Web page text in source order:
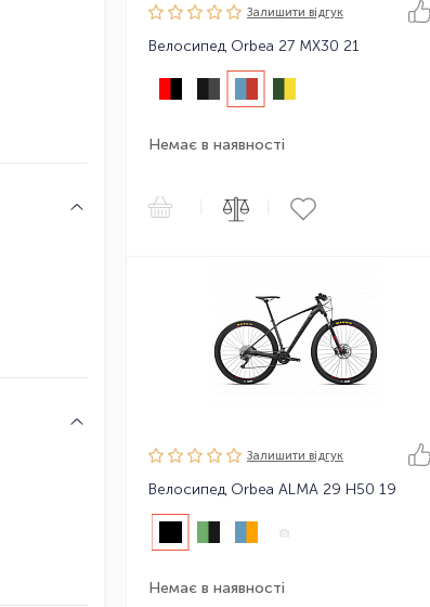
Залишити вiдгук
Велосипед Orbea 27 MX30 21
Немає в наявності
Залишити вiдгук
Велосипед Orbea ALMA 29 H50 19
Немає в наявності